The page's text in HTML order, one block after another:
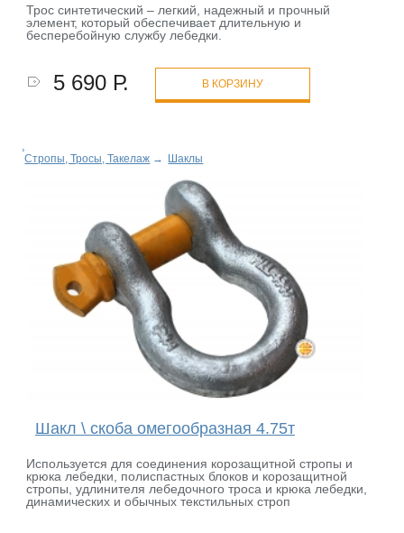
Трос синтетический – легкий, надежный и прочный
элемент, который обеспечивает длительную и
бесперебойную службу лебедки.
5 690 Р. В КОРЗИНУ
Стропы, Тросы, Такелаж → Шаклы
Шакл \ скоба омегообразная 4.75т
Используется для соединения корозащитной стропы и
крюка лебедки, полиспастных блоков и корозащитной
стропы, удлинителя лебедочного троса и крюка лебедки,
динамических и обычных текстильных строп